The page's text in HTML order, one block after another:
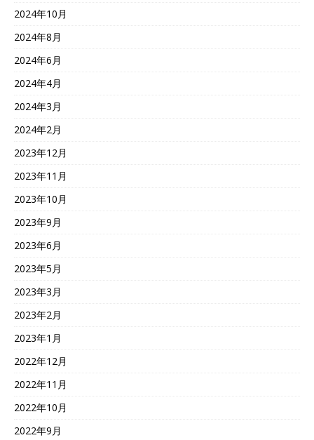
2024年10月
2024年8月
2024年6月
2024年4月
2024年3月
2024年2月
2023年12月
2023年11月
2023年10月
2023年9月
2023年6月
2023年5月
2023年3月
2023年2月
2023年1月
2022年12月
2022年11月
2022年10月
2022年9月